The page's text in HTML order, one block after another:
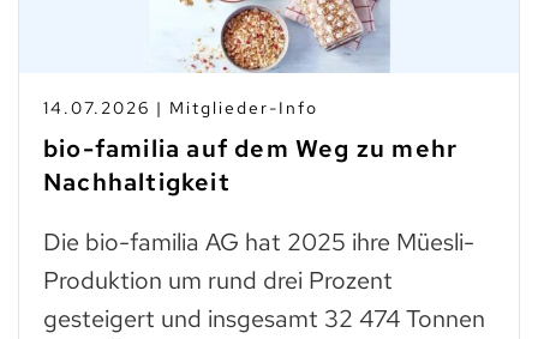
14.07.2026 | Mitglieder-Info
bio-familia auf dem Weg zu mehr
Nachhaltigkeit
Die bio-familia AG hat 2025 ihre Müesli-
Produktion um rund drei Prozent
gesteigert und insgesamt 32 474 Tonnen